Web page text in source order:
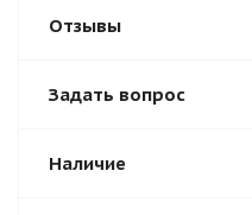
Отзывы
Задать вопрос
Наличие